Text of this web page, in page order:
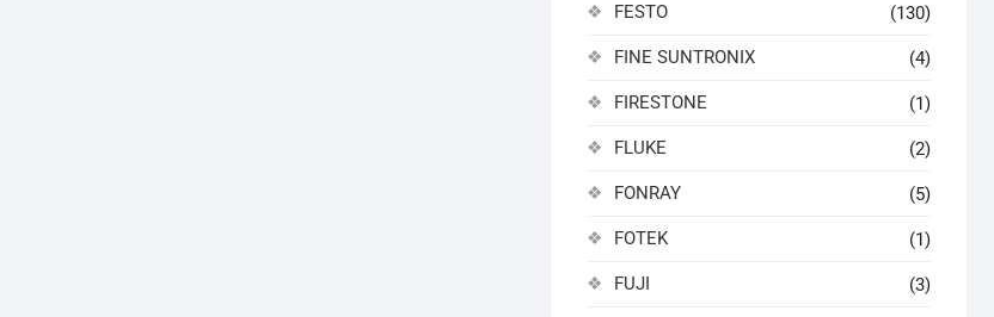
FESTO (130)
FINE SUNTRONIX (4)
FIRESTONE (1)
FLUKE (2)
FONRAY (5)
FOTEK (1)
FUJI (3)